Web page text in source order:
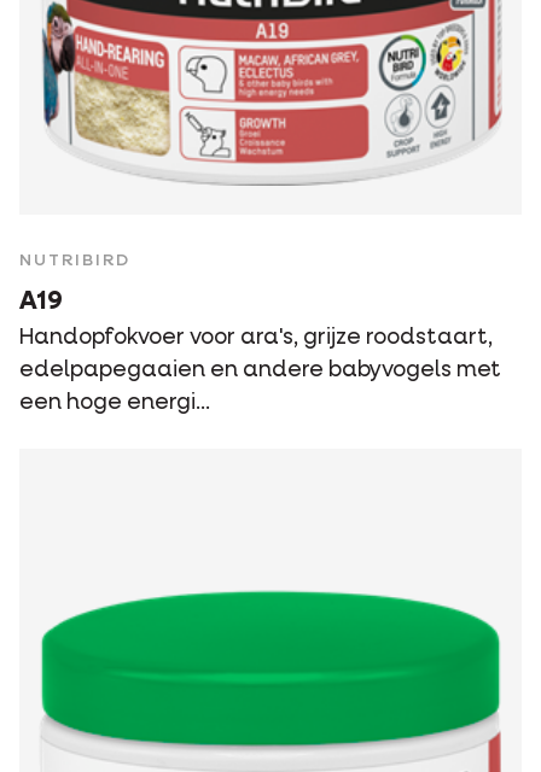
NUTRIBIRD
A19
Handopfokvoer voor ara's, grijze roodstaart,
edelpapegaaien en andere babyvogels met
een hoge energi...